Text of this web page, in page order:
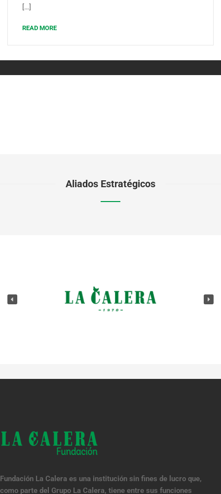
[…]
READ MORE
Aliados Estratégicos
Fundación La Calera es una institución sin fines de lucro que,
como parte del Grupo La Calera, tiene entre sus funciones